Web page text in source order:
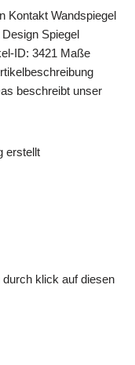
Kontakt Wandspiegel
Spiegel
ID: 3421 Maße
beschreibt unser
erstellt
klick auf diesen